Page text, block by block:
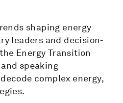
shaping energy
leaders and decision-
Energy Transition
speaking
complex energy,